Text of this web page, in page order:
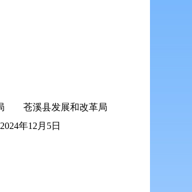
苍溪县发展和改革局
2024年12月5日